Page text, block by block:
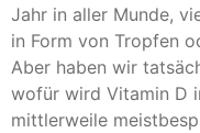
Jahr in aller Munde,
in Form von Tropfen
Aber haben wir
wofür wird Vitamin D
mittlerweile